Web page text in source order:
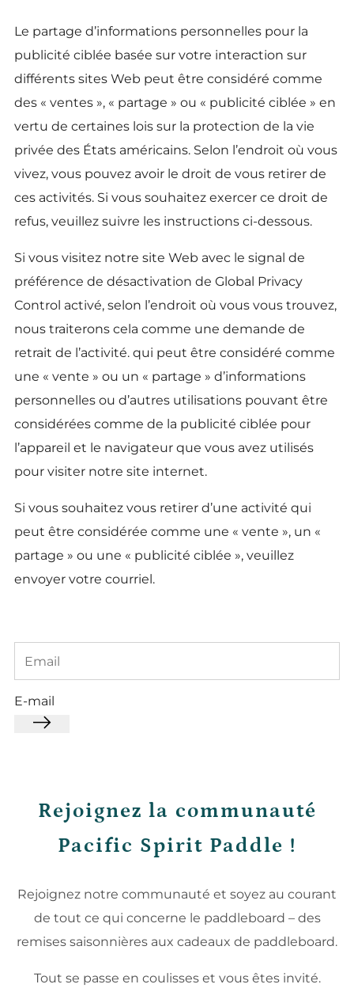
Le partage d’informations personnelles pour la
publicité ciblée basée sur votre interaction sur
différents sites Web peut être considéré comme
des « ventes », « partage » ou « publicité ciblée » en
vertu de certaines lois sur la protection de la vie
privée des États américains. Selon l’endroit où vous
vivez, vous pouvez avoir le droit de vous retirer de
ces activités. Si vous souhaitez exercer ce droit de
refus, veuillez suivre les instructions ci-dessous.
Si vous visitez notre site Web avec le signal de
préférence de désactivation de Global Privacy
Control activé, selon l’endroit où vous vous trouvez,
nous traiterons cela comme une demande de
retrait de l’activité. qui peut être considéré comme
une « vente » ou un « partage » d’informations
personnelles ou d’autres utilisations pouvant être
considérées comme de la publicité ciblée pour
l’appareil et le navigateur que vous avez utilisés
pour visiter notre site internet.
Si vous souhaitez vous retirer d’une activité qui
peut être considérée comme une « vente », un «
partage » ou une « publicité ciblée », veuillez
envoyer votre courriel.
E-mail
Rejoignez la communauté
Pacific Spirit Paddle !
Rejoignez notre communauté et soyez au courant
de tout ce qui concerne le paddleboard – des
remises saisonnières aux cadeaux de paddleboard.
Tout se passe en coulisses et vous êtes invité.